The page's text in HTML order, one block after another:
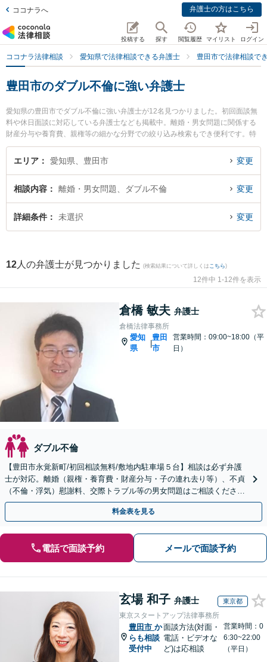
ココナラへ 弁護士の方はこちら
投稿する 探す 閲覧履歴 マイリスト ログイン
ココナラ法律相談 愛知県で法律相談できる弁護士 豊田市で法律相談で
豊田市のダブル不倫に強い弁護士
愛知県の豊田市でダブル不倫に強い弁護士が12名見つかりました。初回面談無
料や休日面談に対応している弁護士なども掲載中。離婚・男女問題に関係する
財産分与や養育費、親権等の細かな分野での絞り込み検索もでき便利です。特
に倉橋法律事務所の倉橋 敏夫弁護士や豊田総合法律事務所の村松 周平弁護士、
竹本法律事務所の竹本 真紀弁護士のプロフィール情報や弁護士費用、強みなど
くの弁護士を検索したい』『初回相談無料でダブル不倫を法律相談できる豊田
市内の弁護士に相談予約したい』などでお困りの相談者さんにおすすめです。
エリア 愛知県、豊田市 変更
相談内容 離婚・男女問題、ダブル不倫 変更
詳細条件 未選択 変更
12 人の弁護士が見つかりました (検索結果について詳しくは こちら)
12件中 1-12件を表示
倉橋 敏夫 弁護士
倉橋法律事務所
愛知
県
|
豊田
市
営業時間：09:00~18:00（平
日）
ダブル不倫
【豊田市永覚新町/初回相談無料/敷地内駐車場５台】相談は必ず弁護
士が対応。離婚（親権・養育費・財産分与・子の連れ去り等）、不貞
（不倫・浮気）慰謝料、交際トラブル等の男女問題はご相談くださ
い。相応の費用を頂きますが安心と専門知識を提供します。
料金表を見る
電話で面談予約 メールで面談予約
玄場 和子 弁護士 東京都
東京スタートアップ法律事務所
豊田市 か
らも相談
受付中
面談方法(対面・
電話・ビデオな
ど)は応相談
営業時間：0
6:30~22:00
（平日）